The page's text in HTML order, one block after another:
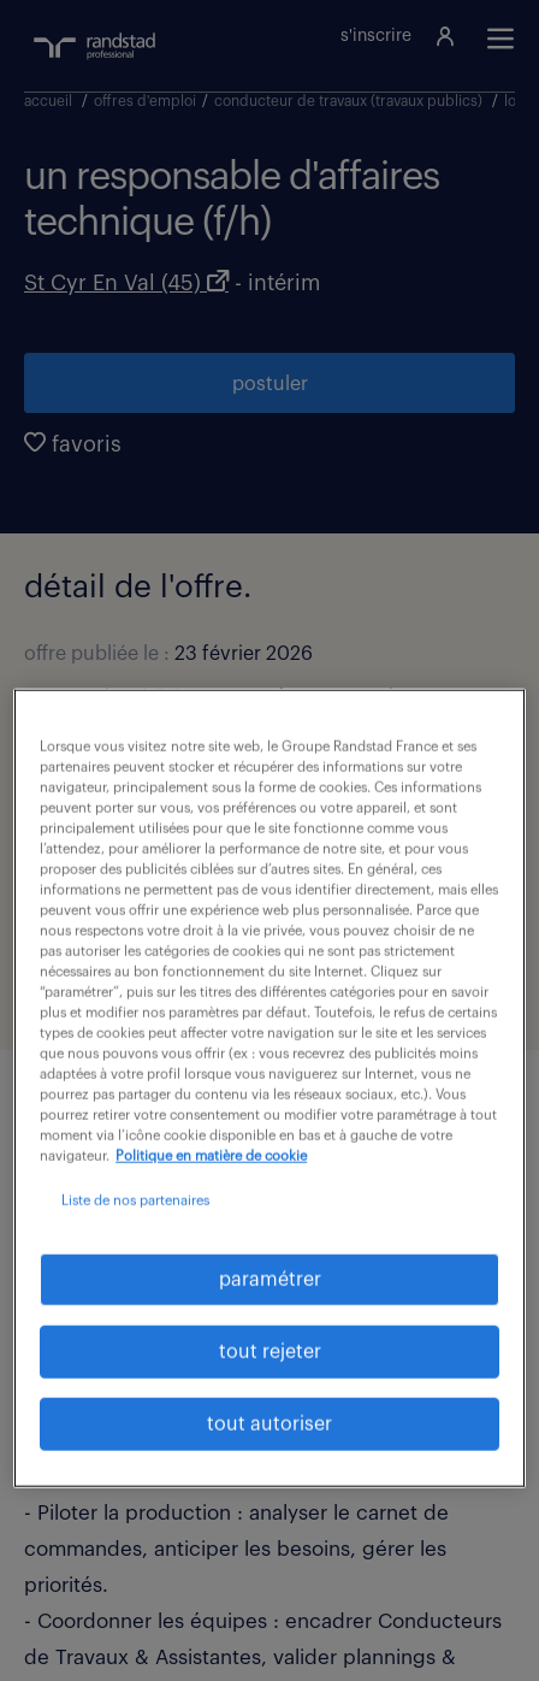
s'inscrire
accueil / offres d'emploi / conducteur de travaux (travaux publics) / loiret
un responsable d'affaires
technique (f/h)
St Cyr En Val (45) - intérim
postuler
favoris
détail de l'offre.
offre publiée le : 23 février 2026
secteur d’activité :Travaux de construction
salaire :54 000 € / an
localisation :St Cyr En Val (45)
type de contrat :intérim
durée :3 mois
expérience :5 année(s)
référence de l'offre :307-U26-0001930_01C
description du poste
par les partenaires externes (ravalement, toiture,
Votre objectif ? Satisfaction client, maîtrise des
délais, respect des normes techniques et
rentabilité.
Vos principales responsabilités :
- Piloter la production : analyser le carnet de
commandes, anticiper les besoins, gérer les
priorités.
- Coordonner les équipes : encadrer Conducteurs
de Travaux & Assistantes, valider plannings &
Lorsque vous visitez notre site web, le Groupe Randstad France et ses
partenaires peuvent stocker et récupérer des informations sur votre
navigateur, principalement sous la forme de cookies. Ces informations
peuvent porter sur vous, vos préférences ou votre appareil, et sont
principalement utilisées pour que le site fonctionne comme vous
l’attendez, pour améliorer la performance de notre site, et pour vous
proposer des publicités ciblées sur d’autres sites. En général, ces
informations ne permettent pas de vous identifier directement, mais elles
peuvent vous offrir une expérience web plus personnalisée. Parce que
nous respectons votre droit à la vie privée, vous pouvez choisir de ne
pas autoriser les catégories de cookies qui ne sont pas strictement
nécessaires au bon fonctionnement du site Internet. Cliquez sur
“paramétrer”, puis sur les titres des différentes catégories pour en savoir
plus et modifier nos paramètres par défaut. Toutefois, le refus de certains
types de cookies peut affecter votre navigation sur le site et les services
que nous pouvons vous offrir (ex : vous recevrez des publicités moins
adaptées à votre profil lorsque vous naviguerez sur Internet, vous ne
pourrez pas partager du contenu via les réseaux sociaux, etc.). Vous
pourrez retirer votre consentement ou modifier votre paramétrage à tout
moment via l’icône cookie disponible en bas et à gauche de votre
navigateur.
Politique en matière de cookie
Liste de nos partenaires
paramétrer
tout rejeter
tout autoriser